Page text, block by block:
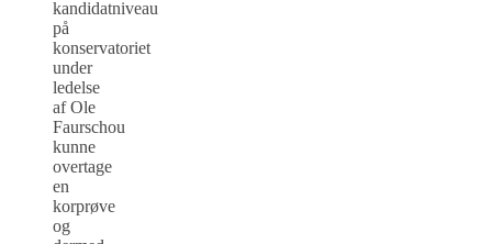
kandidatniveau
på
konservatoriet
under
ledelse
af Ole
Faurschou
kunne
overtage
en
korprøve
og